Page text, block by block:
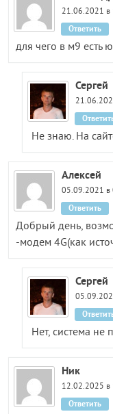
21.06.2021 в
для чего в м9 есть
Ответить
Сергей
Не знаю. На
Алексей
05.09.2021 в
Добрый день,
-модем 4G(как
Ответить
Сергей
Нет, система не
Ник
12.02.2025 в
Ответить